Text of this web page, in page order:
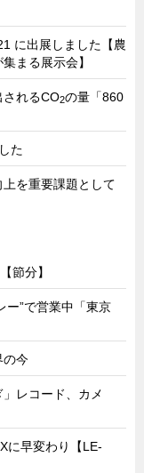
に出展しました【農
まる展示会】
されるCO2の量「860
た
上を重要課題として
節分】
ー”で営業中「東京
の今
」レコード、カメ
に早変わり【LE-